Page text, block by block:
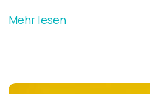
Mehr lesen